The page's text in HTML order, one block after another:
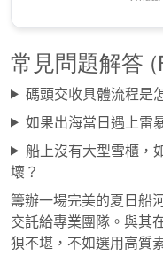
常見問題解答
碼頭交收具體流程是
如果出海當日遇上雷
船上沒有大型雪櫃，
壞？
籌辦一場完美的夏日船
交託給專業團隊。與其
狽不堪，不如選用高質